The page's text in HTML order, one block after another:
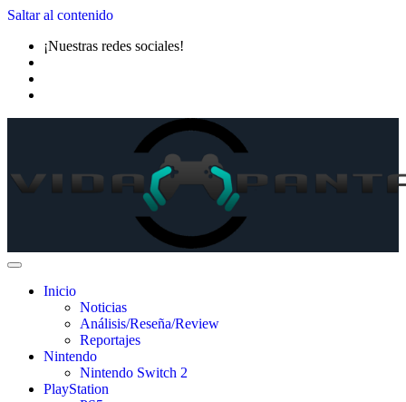
Saltar al contenido
¡Nuestras redes sociales!
Inicio
Noticias
Análisis/Reseña/Review
Reportajes
Nintendo
Nintendo Switch 2
PlayStation